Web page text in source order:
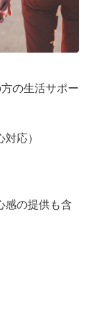
の生活サポー
応）
感の提供も含